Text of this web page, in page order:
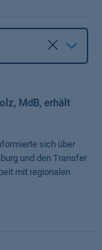
MdB, erhält
sich über
und den Transfer
mit regionalen